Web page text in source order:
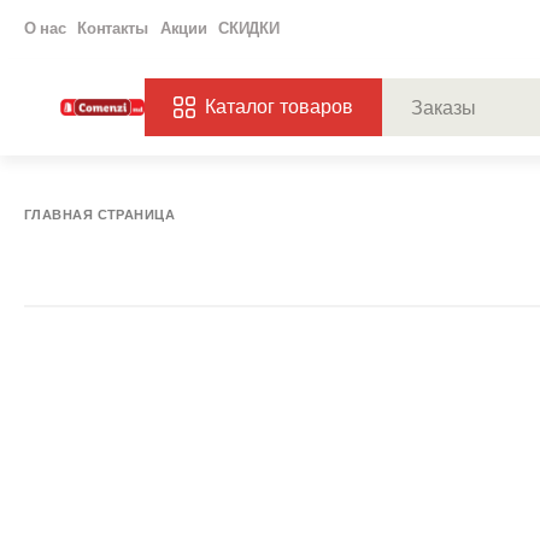
О нас Контакты Акции СКИДКИ
Каталог товаров
ГЛАВНАЯ СТРАНИЦА